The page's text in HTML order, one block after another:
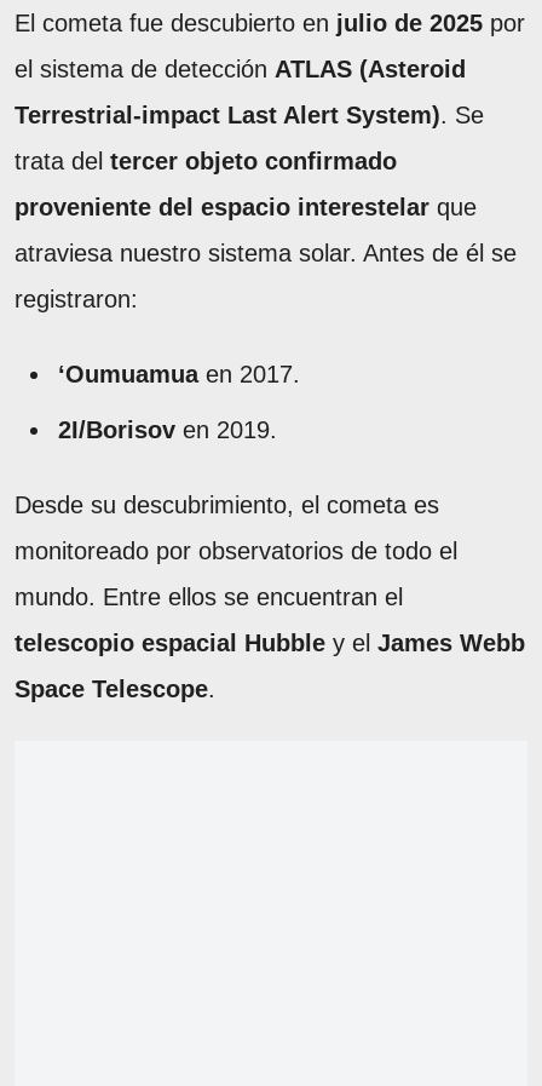
El cometa fue descubierto en julio de 2025 por
el sistema de detección ATLAS (Asteroid
Terrestrial-impact Last Alert System). Se
trata del tercer objeto confirmado
proveniente del espacio interestelar que
atraviesa nuestro sistema solar. Antes de él se
registraron:
‘Oumuamuaen 2017.
2I/Borisov en 2019.
Desde su descubrimiento, el cometa es
monitoreado por observatorios de todo el
mundo. Entre ellos se encuentran el
telescopio espacial Hubble y el James Webb
Space Telescope.